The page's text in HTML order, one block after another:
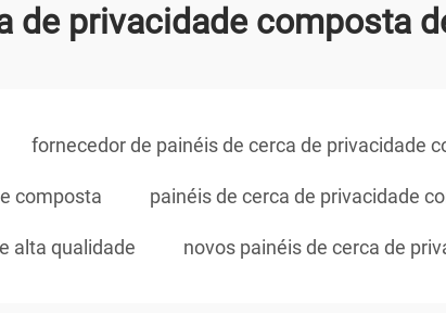
de privacidade composta
fornecedor de painéis de cerca de privacidade
composta painéis de cerca de privacidade
alta qualidade novos painéis de cerca de